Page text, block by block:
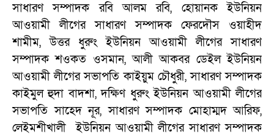
সাধারণ সম্পাদক রবি আলম রবি, হোয়ানক ইউনিয়ন
আওয়ামী লীগের সাধারণ সম্পাদক ফেরদৌস ওয়াহীদ
শামীম, উত্তর ধুরুং ইউনিয়ন আওয়ামী লীগের সাধারণ
সম্পাদক শওকত ওসমান, আলী আকবর ডেইল ইউনিয়ন
আওয়ামী লীগের সভাপতি কাইয়ুম চৌধুরী, সাধারণ সম্পাদক
কাইমুল হুদা বাদশা, দক্ষিণ ধুরুং ইউনিয়ন আওয়ামী লীগের
সভাপতি সাহেদ নূর, সাধারণ সম্পাদক মোহাম্মদ আরিফ,
লেইমশীখালী ইউনিয়ন আওয়ামী লীগের সাধারণ সম্পাদক